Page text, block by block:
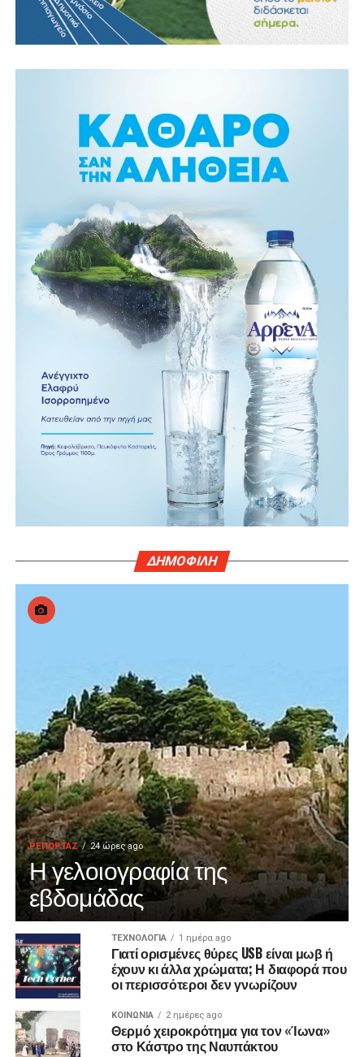
ΔΗΜΟΦΙΛΗ
ΡΕΠΟΡΤΑΖ 24 ώρες ago
Η γελοιογραφία της
εβδομάδας
ΤΕΧΝΟΛΟΓΙΑ 1 ημέρα ago
Γιατί ορισμένες θύρες USB είναι μωβ ή
έχουν κι άλλα χρώματα; Η διαφορά που
οι περισσότεροι δεν γνωρίζουν
ΚΟΙΝΩΝΙΑ 2 ημέρες ago
Θερμό χειροκρότημα για τον «Ίωνα»
στο Κάστρο της Ναυπάκτου